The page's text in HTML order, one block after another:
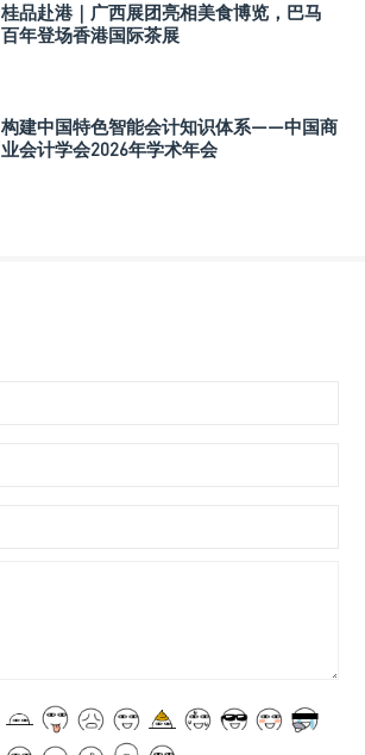
桂品赴港｜广西展团亮相美食博览，巴马
百年登场香港国际茶展
构建中国特色智能会计知识体系——中国商
业会计学会2026年学术年会